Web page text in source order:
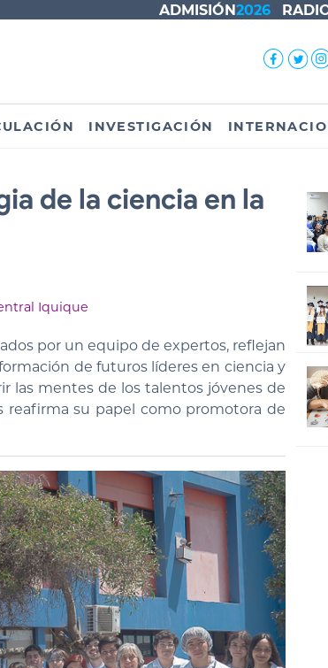
ADMISIÓN2026
INVESTIGACIÓN
de la ciencia en la
Iquique
por un equipo de expertos, reflejan
de futuros líderes en ciencia y
las mentes de los talentos jóvenes de
reafirma su papel como promotora de